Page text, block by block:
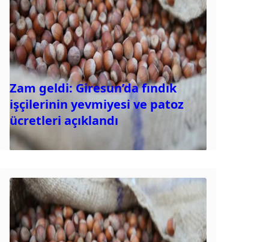
Zam geldi: Giresun’da fındık
işçilerinin yevmiyesi ve patoz
ücretleri açıklandı